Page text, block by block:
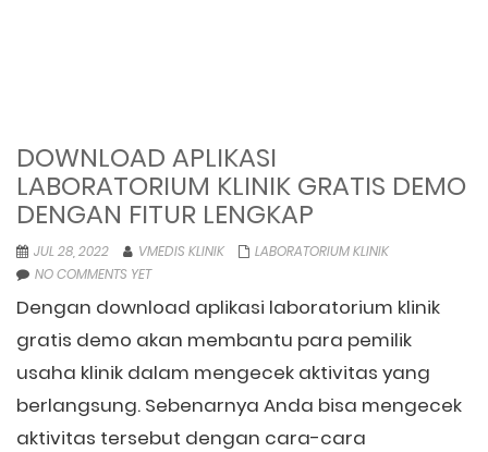
DOWNLOAD APLIKASI
LABORATORIUM KLINIK GRATIS DEMO
DENGAN FITUR LENGKAP
JUL 28, 2022 VMEDIS KLINIK
LABORATORIUM KLINIK
NO COMMENTS YET
Dengan download aplikasi laboratorium klinik
gratis demo akan membantu para pemilik
usaha klinik dalam mengecek aktivitas yang
berlangsung. Sebenarnya Anda bisa mengecek
aktivitas tersebut dengan cara-cara